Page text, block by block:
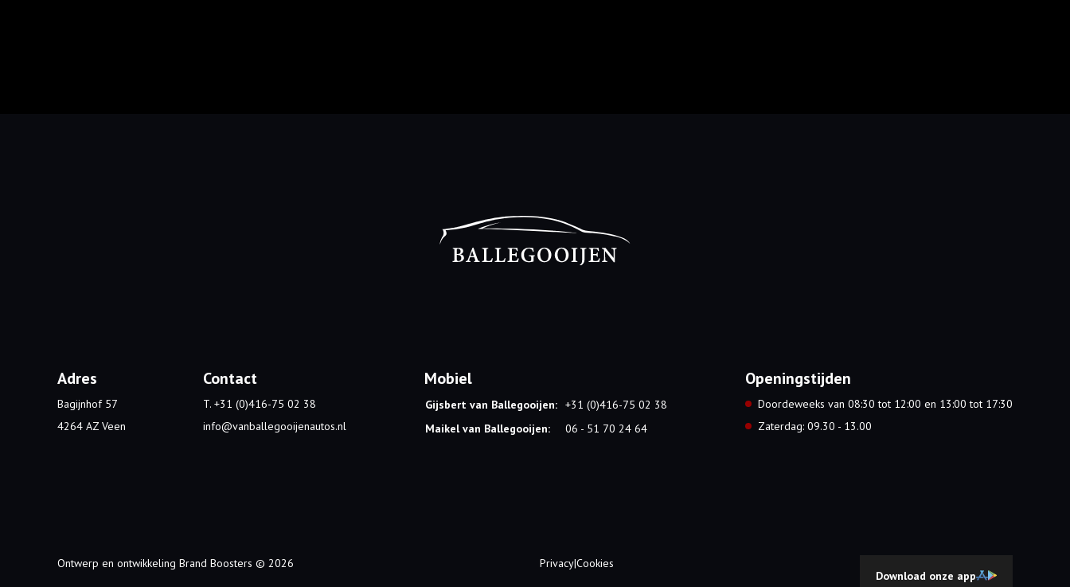
Adres
Bagijnhof 57
4264 AZ Veen
Contact
T. +31 (0)416-75 02 38
info@vanballegooijenautos.nl
Mobiel
Gijsbert van Ballegooijen: +31 (0)416-75 02 38
Maikel van Ballegooijen:
06 - 51 70 24 64
Openingstijden
Doordeweeks van 08:30 tot 12:00 en 13:00 tot 17:30
Zaterdag: 09.30 - 13.00
Ontwerp en ontwikkeling Brand Boosters © 2026 Privacy|Cookies
Download onze app